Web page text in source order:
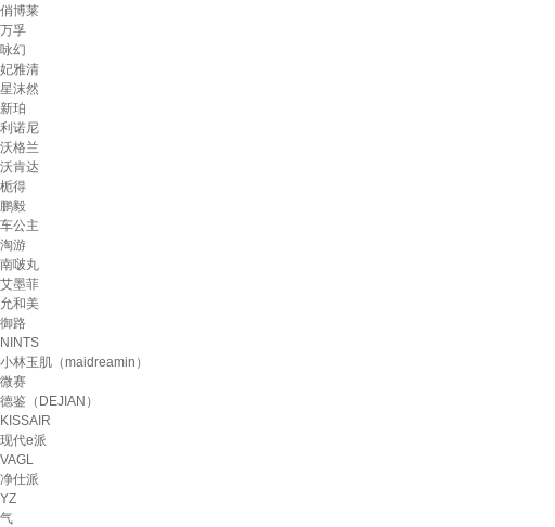
俏博莱
万孚
咏幻
妃雅清
星沫然
新珀
利诺尼
沃格兰
沃肯达
栀得
鹏毅
车公主
淘游
南啵丸
艾墨菲
允和美
御路
NINTS
小林玉肌（maidreamin）
微赛
德鉴（DEJIAN）
KISSAIR
现代e派
VAGL
净仕派
YZ
气